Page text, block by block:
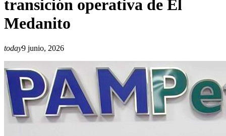
transición operativa de El
Medanito
today9 junio, 2026